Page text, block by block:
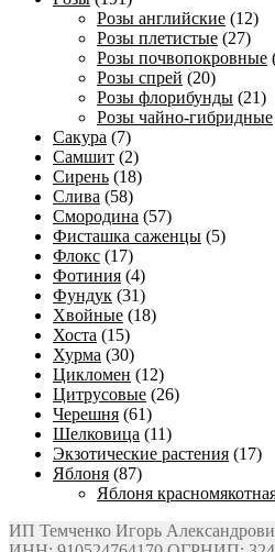
Розы английские (12)
Розы плетистые (27)
Розы почвопокровные
Розы спрей (20)
Розы флорибунды (21)
Розы чайно-гибридные
Сакура (7)
Самшит (2)
Сирень (18)
Слива (58)
Смородина (57)
Фисташка саженцы (5)
Флокс (17)
Фотиния (4)
Фундук (31)
Хвойные (18)
Хоста (15)
Хурма (30)
Цикломен (12)
Цитрусовые (26)
Черешня (61)
Шелковица (11)
Экзотические растения (17)
Яблоня (87)
Яблоня
ИП Темченко Игорь